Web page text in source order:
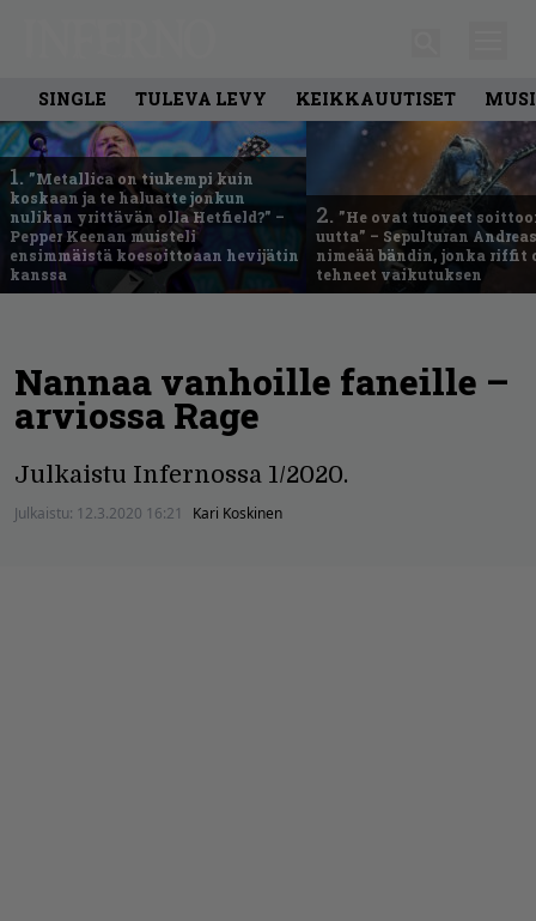
SINGLE TULEVA LEVY KEIKKAUUTISET
1. ”Metallica on tiukempi kuin
koskaan ja te haluatte jonkun
nulikan yrittävän olla Hetfield?” –
Pepper Keenan muisteli
ensimmäistä koesoittoaan hevijätin
kanssa
2. ”He ovat tuoneet
uutta” – Sepulturan
nimeää bändin, jonka riffit
tehneet vaikutuksen
Nannaa vanhoille faneille –
arviossa Rage
Julkaistu Infernossa 1/2020.
Julkaistu: 12.3.2020 16:21 Kari Koskinen